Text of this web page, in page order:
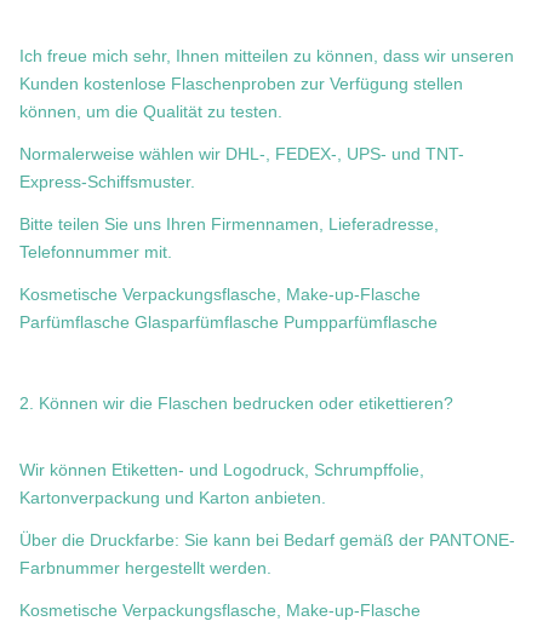
Ich freue mich sehr, Ihnen mitteilen zu können, dass wir unseren
Kunden kostenlose Flaschenproben zur Verfügung stellen
können, um die Qualität zu testen.
Normalerweise wählen wir DHL-, FEDEX-, UPS- und TNT-
Express-Schiffsmuster.
Bitte teilen Sie uns Ihren Firmennamen, Lieferadresse,
Telefonnummer mit.
Kosmetische Verpackungsflasche, Make-up-Flasche
Parfümflasche Glasparfümflasche Pumpparfümflasche
2. Können wir die Flaschen bedrucken oder etikettieren?
Wir können Etiketten- und Logodruck, Schrumpffolie,
Kartonverpackung und Karton anbieten.
Über die Druckfarbe: Sie kann bei Bedarf gemäß der PANTONE-
Farbnummer hergestellt werden.
Kosmetische Verpackungsflasche, Make-up-Flasche